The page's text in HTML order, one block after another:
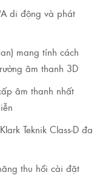
di động và phát
mang tính cách
âm thanh 3D
âm thanh nhất
Teknik Class-D đa
thu hồi cài đặt